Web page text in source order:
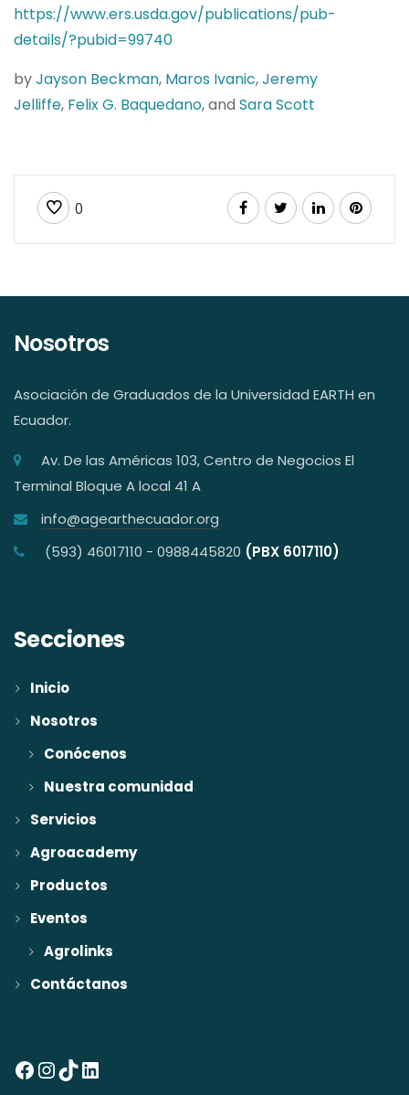
https://www.ers.usda.gov/publications/pub-
details/?pubid=99740
byJayson Beckman, Maros Ivanic,Jeremy
Jelliffe, Felix G. Baquedano, and Sara Scott
0
Nosotros
Asociación de Graduados de la Universidad EARTH en
Ecuador.
Av. De las Américas 103, Centro de Negocios El
Terminal Bloque A local 41 A
info@agearthecuador.org
(593) 46017110 - 0988445820 (PBX 6017110)
Secciones
Inicio
Nosotros
Conócenos
Nuestra comunidad
Servicios
Agroacademy
Productos
Eventos
Agrolinks
Contáctanos